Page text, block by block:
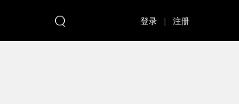
登录 注册